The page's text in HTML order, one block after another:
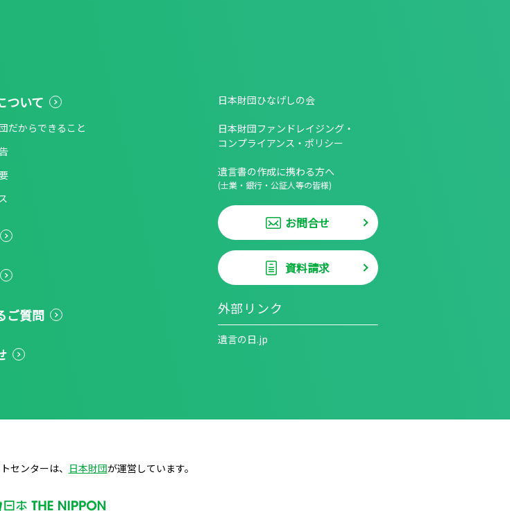
ついて
だからできること
ご質問
日本財団ひなげしの会
日本財団ファンドレイジング・
コンプライアンス・ポリシー
遺言書の作成に携わる方へ
(士業・銀行・公証人等の皆様)
お問合せ
資料請求
外部リンク
遺言の日.jp
センターは、 日本財団が運営しています。